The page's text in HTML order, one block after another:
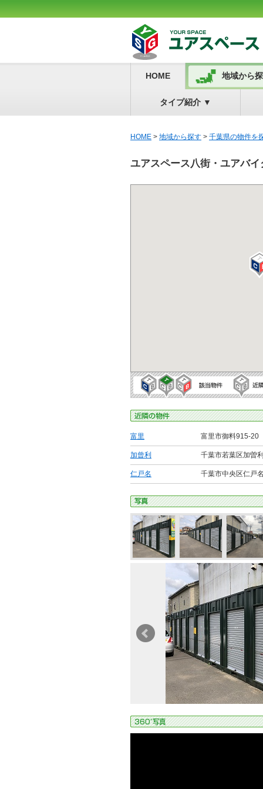
HOME 地域から
タイプ紹介 ▼
HOME > 地域から探す > 千葉県の物件を
ユアスペース八街・ユアバイ
富里 富里市御料915-20
加曾利 千葉市若葉区加曽
仁戸名 千葉市中央区仁戸